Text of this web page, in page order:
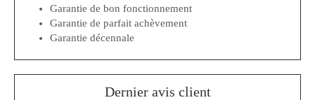
Garantie de bon fonctionnement
Garantie de parfait achèvement
Garantie décennale
Dernier avis client